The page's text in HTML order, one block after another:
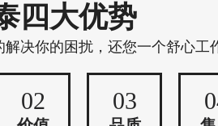
四大优势
解决你的困扰，还您一个舒心工
02 03